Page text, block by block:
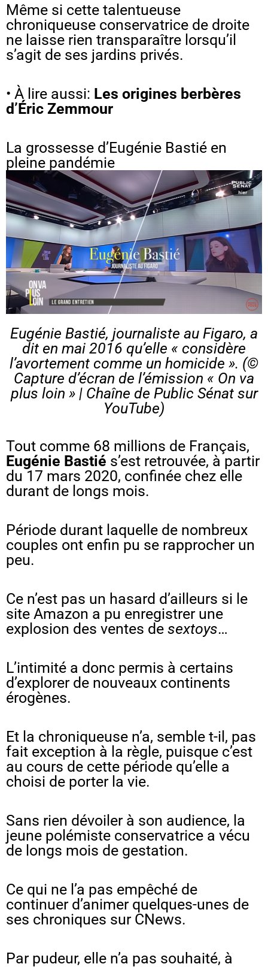
Même si cette talentueuse
chroniqueuse conservatrice de droite
ne laisse rien transparaître lorsqu’il
s’agit de ses jardins privés.
• À lire aussi: Les origines berbères
d’Éric Zemmour
La grossesse d’Eugénie Bastié en
pleine pandémie
Eugénie Bastié, journaliste au Figaro, a
dit en mai 2016 qu’elle « considère
l’avortement comme un homicide ». (©
Capture d’écran de l’émission « On va
plus loin » | Chaîne de Public Sénatsur
YouTube)
Tout comme 68 millions de Français,
Eugénie Bastié s’est retrouvée, à partir
du 17 mars 2020, confinée chez elle
durant de longs mois.
Période durant laquelle de nombreux
couples ont enfin pu se rapprocher un
peu.
Ce n’est pas un hasard d’ailleurs si le
site Amazon a pu enregistrer une
explosion des ventes de sextoys…
L’intimité a donc permis à certains
d’explorer de nouveaux continents
érogènes.
Et la chroniqueuse n’a, semble t-il, pas
fait exception à la règle, puisque c’est
au cours de cette période qu’elle a
choisi de porter la vie.
Sans rien dévoiler à son audience, la
jeune polémiste conservatrice a vécu
de longs mois de gestation.
Ce qui ne l’a pas empêché de
continuer d’animer quelques-unes de
ses chroniques sur CNews.
Par pudeur, elle n’a pas souhaité, à